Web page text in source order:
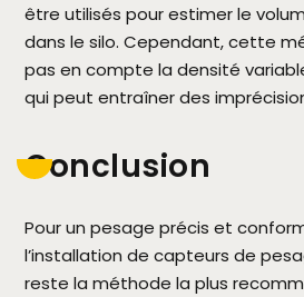
être utilisés pour estimer le
dans le silo. Cependant, cette
pas en compte la densité
qui peut entraîner des
Conclusion
Pour un pesage précis et
l’installation de capteurs de
reste la méthode la plus